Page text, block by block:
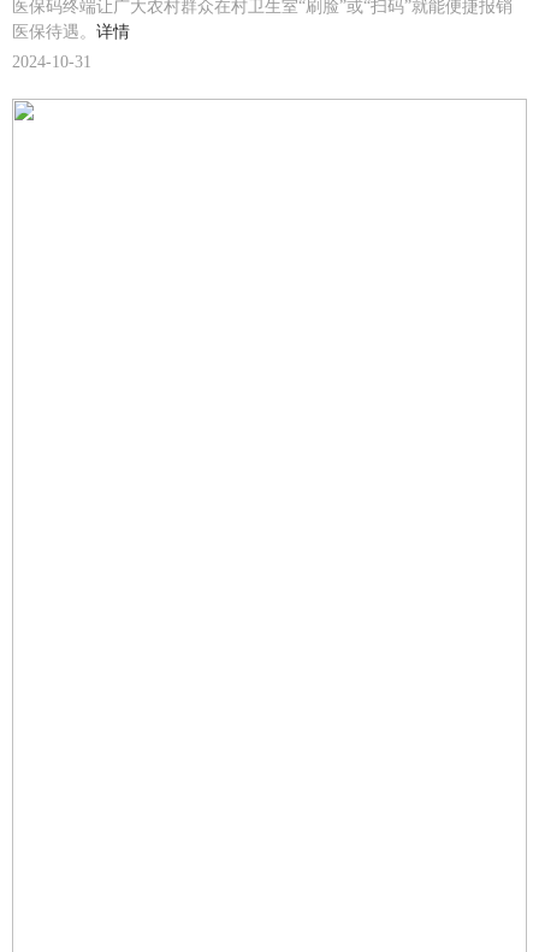
医保码终端让广大农村群众在村卫生室“刷脸”或“扫码”就能便捷报销
医保待遇。 详情
2024-10-31